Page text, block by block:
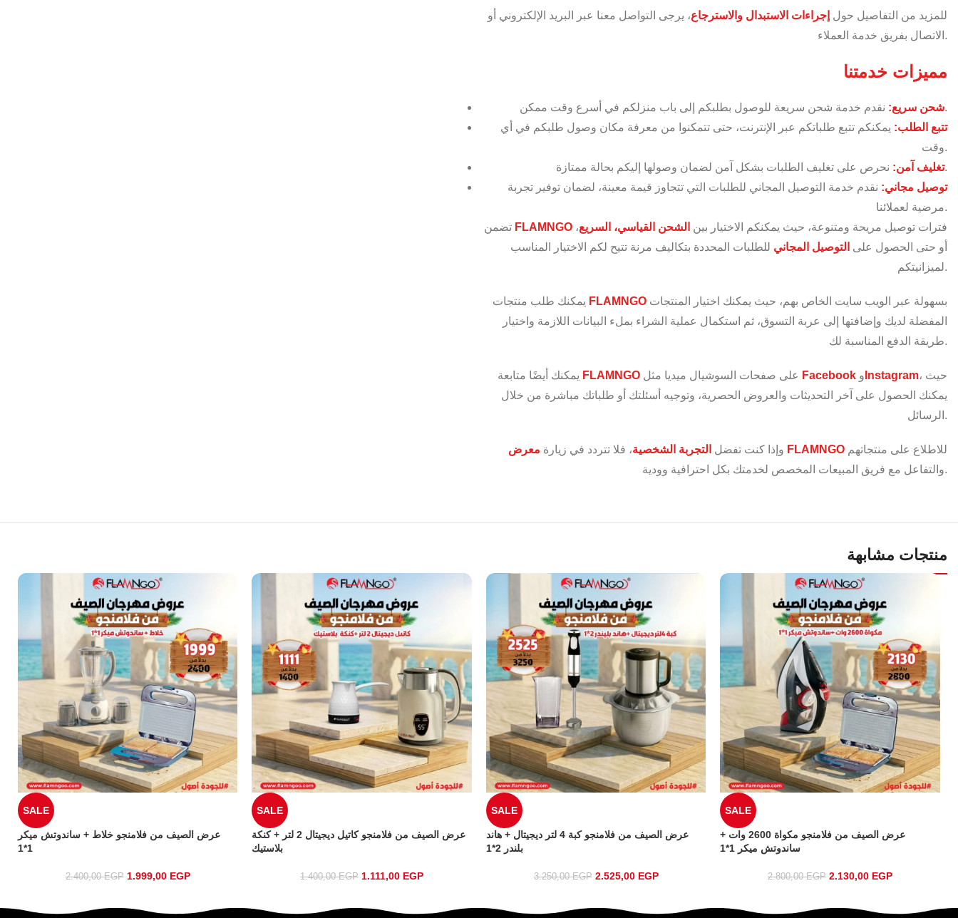
للمزيد من التفاصيل حول إجراءات الاستبدال والاسترجاع، يرجى التواصل معنا عبر البريد الإلكتروني أو
الاتصال بفريق خدمة العملاء.
مميزات خدمتنا
شحن سريع:نقدم خدمة شحن سريعة للوصول بطلبكم إلى باب منزلكم في أسرع وقت ممكن.
تتبع الطلب: يمكنكم تتبع طلباتكم عبر الإنترنت، حتى تتمكنوا من معرفة مكان وصول طلبكم في أي
وقت.
تغليف آمن:نحرص على تغليف الطلبات بشكل آمن لضمان وصولها إليكم بحالة ممتازة.
توصيل مجاني: نقدم خدمة التوصيل المجاني للطلبات التي تتجاوز قيمة معينة، لضمان توفير تجربة
مرضية لعملائنا.
تضمن FLAMNGO فترات توصيل مريحة ومتنوعة، حيث يمكنكم الاختيار بين الشحن القياسي، السريع،
أو حتى الحصول على التوصيل المجاني للطلبات المحددة بتكاليف مرنة تتيح لكم الاختيار المناسب
لميزانيتكم.
FLAMNGOبسهولة عبر الويب سايت الخاص بهم، حيث يمكنك اختيار المنتجات
المفضلة لديك وإضافتها إلى عربة التسوق، ثم استكمال عملية الشراء بملء البيانات اللازمة واختيار
طريقة الدفع المناسبة لك.
FLAMNGO Facebook و Instagram، حيث
يمكنك الحصول على آخر التحديثات والعروض الحصرية، وتوجيه أسئلتك أو طلباتك مباشرة من خلال
الرسائل.
وإذا كنت تفضل التجربة الشخصية، فلا تتردد في زيارة معرض FLAMNGOللاطلاع على منتجاتهم
والتفاعل مع فريق المبيعات المخصص لخدمتك بكل احترافية وودية.
منتجات مشابهة
SALE
عرض الصيف من فلامنجو خلاط + ساندوتش ميكر
1*1
2.400,00EGP 1.999,00 EGP
SALE
عرض الصيف من فلامنجو كاتيل ديجيتال 2 لتر + كنكة
بلاستيك
1.400,00EGP 1.111,00 EGP
SALE
عرض الصيف من فلامنجو كبة 4 لتر ديجيتال + هاند
بلندر 2*1
3.250,00EGP 2.525,00 EGP
SALE
عرض الصيف من فلامنجو مكواة 2600 وات +
ساندوتش ميكر 1*1
2.800,00EGP 2.130,00 EGP